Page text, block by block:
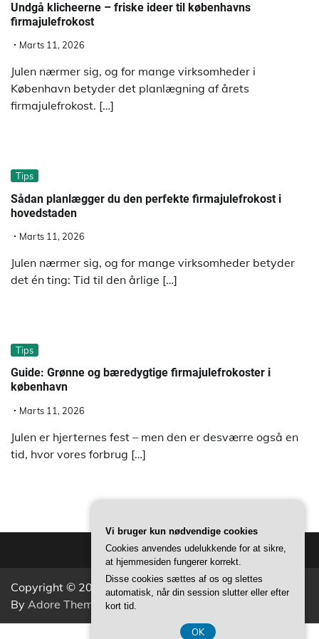
Undgå klicheerne – friske ideer til københavns
firmajulefrokost
Marts 11, 2026
Julen nærmer sig, og for mange virksomheder i
København betyder det planlægning af årets
firmajulefrokost. […]
Tips
Sådan planlægger du den perfekte firmajulefrokost i
hovedstaden
Marts 11, 2026
Julen nærmer sig, og for mange virksomheder betyder
det én ting: Tid til den årlige […]
Tips
Guide: Grønne og bæredygtige firmajulefrokoster i
københavn
Marts 11, 2026
Julen er hjerternes fest – men den er desværre også en
tid, hvor vores forbrug […]
Copyright © 2026Aktivitets NytTheme: Popular News
By Adore Themes .
Vi bruger kun nødvendige cookies
Cookies anvendes udelukkende for at sikre,
at hjemmesiden fungerer korrekt.
Disse cookies sættes af os og slettes
automatisk, når din session slutter eller efter
kort tid.
OK